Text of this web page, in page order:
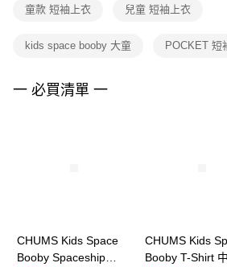
３．未成年的使用者請事先徵得法定代理人或監
任。
請求用戶進行身份認證。
５．嚴禁一人註冊多個帳號或使用他人資訊註冊
童款 短袖上衣 兒童 短袖上衣
kids space booby 大童 POCKET 短
一 必買清單 一
CHUMS Kids Space
Booby Spaceship
CHUMS Kids
Booby T-Shirt 中